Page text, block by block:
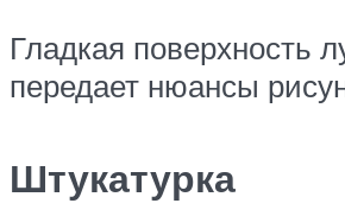
Гладкая поверхность
передает нюансы
Штукатурка